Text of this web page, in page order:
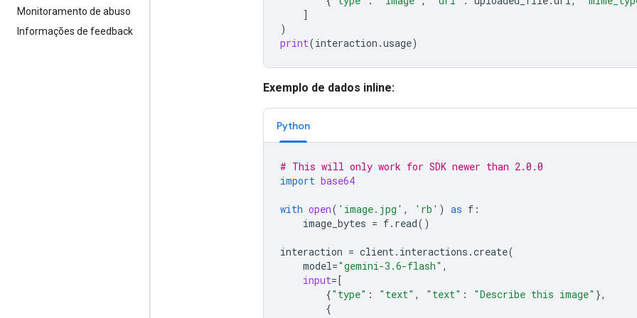
Monitoramento de abuso
Informações de feedback
]
)
print(interaction .usage)
Exemplo de dados inline:
Python
# This will only work for SDK newer than 2.0.0
import base64
with open( 'image.jpg' , 'rb' ) as f :
image_bytes = f. read()
interaction = client. interactions .create(
model="gemini-3.6-flash" ,
input=[
{"type" : "text" , "text" : "Describe this image" },
{